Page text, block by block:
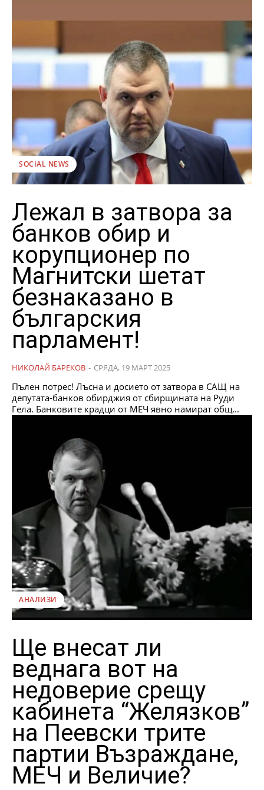
SOCIAL NEWS
Лежал в затвора за
банков обир и
корупционер по
Магнитски шетат
безнаказано в
българския
парламент!
НИКОЛАЙ БАРЕКОВ - СРЯДА, 19 МАРТ 2025
Пълен потрес! Лъсна и досието от затвора в САЩ на
депутата-банков обирджия от сбирщината на Руди
Гела. Банковите крадци от МЕЧ явно намират общ...
АНАЛИЗИ
Ще внесат ли
веднага вот на
недоверие срещу
кабинета “Желязков”
на Пеевски трите
партии Възраждане,
МЕЧ и Величие?